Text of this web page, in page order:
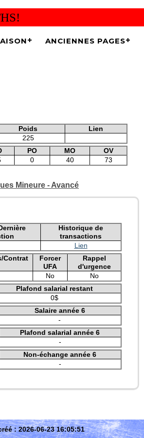
ANCIENNES PAGES
Poids
Lien
225
PO MO
OV
0 40 73
Mineure - Avancé
Historique de
transactions
Lien
Contrat
Forcer
UFA
Rappel
d'urgence
No
No
Plafond salarial restant
0$
Salaire année 6
-
Plafond salarial année 6
-
Non-échange année 6
-
: 2026-06-23 16:05:51